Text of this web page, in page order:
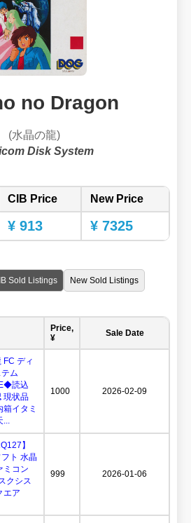
no Dragon
(水晶の龍)
Disk System
CIB Price New Price
¥ 913 ¥ 7325
Sold Listings New Sold Listings
Price,
¥
Sale Date
FC ディ
ム
読込
現状品
箱イタミ
1000 2026-02-09
】
ト 水晶
ミコン
クシス
エア
999 2026-01-06